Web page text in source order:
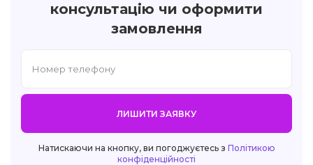
консультацію чи оформити
замовлення
ЛИШИТИ ЗАЯВКУ
Натискаючи на кнопку, ви погоджуєтесь з Політикою
конфіденційності